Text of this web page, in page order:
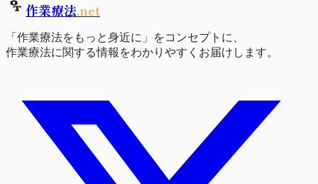
作業療法.net
「作業療法をもっと身近に」をコンセプトに、
作業療法に関する情報をわかりやすくお届けします。